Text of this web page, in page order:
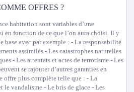
OFFRES ?
habitation sont variables d’une
en fonction de ce que l’on aura choisi. Il y
base avec par exemple : - La responsabilité
assimilés - Les catastrophes naturelles
- Les attentats et actes de terrorisme - Les
se rajouter d’autres garanties en
offre plus complète telle que : - La
vandalisme - Le bris de glace - Les